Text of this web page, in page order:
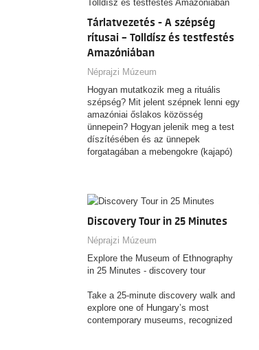
Tárlatvezetés - A szépség
rítusai – Tolldísz és testfestés
Amazóniában
Néprajzi Múzeum
Hogyan mutatkozik meg a rituális
szépség? Mit jelent szépnek lenni egy
amazóniai őslakos közösség
ünnepein? Hogyan jelenik meg a test
díszítésében és az ünnepek
forgatagában a mebengokre (kajapó)
kulturális antropológus, aki fél
budapesti Néprajzi Múzeum új
kiállítása egy különleges
a fenti kérdésekre.
Discovery Tour in 25 Minutes
Néprajzi Múzeum
Explore the Museum of Ethnography
in 25 Minutes - discovery tour
Take a 25‑minute discovery walk and
explore one of Hungary’s most
contemporary museums, recognized